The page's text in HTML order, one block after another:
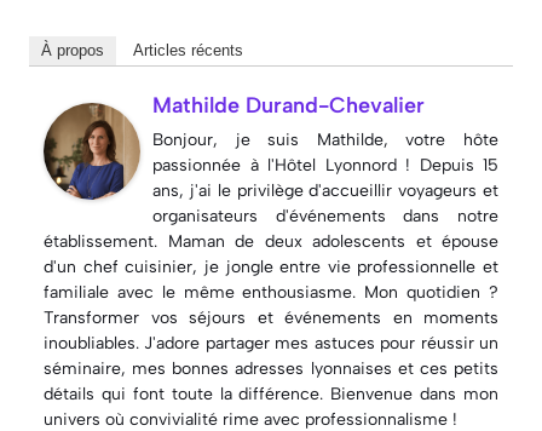
À propos Articles récents
Mathilde Durand-Chevalier
Bonjour, je suis Mathilde, votre hôte
passionnée à l'Hôtel Lyonnord ! Depuis 15
ans, j'ai le privilège d'accueillir voyageurs et
organisateurs d'événements dans notre
établissement. Maman de deux adolescents et épouse
d'un chef cuisinier, je jongle entre vie professionnelle et
familiale avec le même enthousiasme. Mon quotidien ?
Transformer vos séjours et événements en moments
inoubliables. J'adore partager mes astuces pour réussir un
séminaire, mes bonnes adresses lyonnaises et ces petits
détails qui font toute la différence. Bienvenue dans mon
univers où convivialité rime avec professionnalisme !